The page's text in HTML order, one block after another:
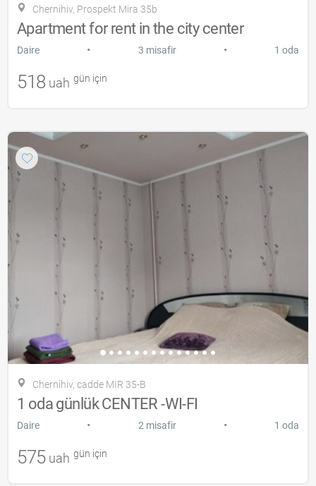
Chernihiv, Prospekt Mira 35b
Apartment for rent in the city center
Daire • 3 misafir • 1 oda
518 uah gün için
Chernihiv, cadde MIR 35-B
1 oda günlük CENTER -WI-FI
Daire • 2 misafir • 1 oda
575 uah gün için